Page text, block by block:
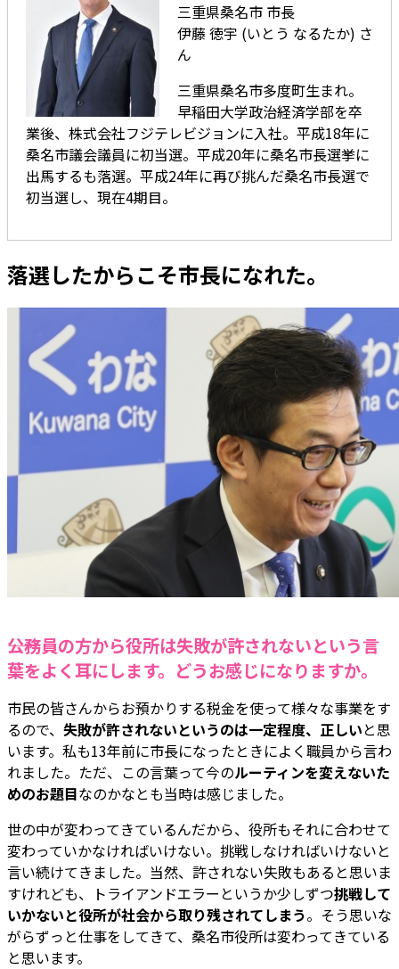
三重県桑名市 市長
伊藤 徳宇 (いとう なるたか) さ
ん
三重県桑名市多度町生まれ。
早稲田大学政治経済学部を卒
業後、株式会社フジテレビジョンに入社。平成18年に
桑名市議会議員に初当選。平成20年に桑名市長選挙に
出馬するも落選。平成24年に再び挑んだ桑名市長選で
初当選し、現在4期目。
落選したからこそ市長になれた。
――公務員の方から役所は失敗が許されないという言
葉をよく耳にします。どうお感じになりますか。
市民の皆さんからお預かりする税金を使って様々な事業をす
るので、 失敗が許されないというのは一定程度、正しいと思
います。私も13年前に市長になったときによく職員から言わ
れました。ただ、この言葉って今のルーティンを変えないた
めのお題目なのかなとも当時は感じました。
世の中が変わってきているんだから、役所もそれに合わせて
変わっていかなければいけない。挑戦しなければいけないと
言い続けてきました。当然、許されない失敗もあると思いま
すけれども、トライアンドエラーというか少しずつ挑戦して
いかないと役所が社会から取り残されてしまう。そう思いな
がらずっと仕事をしてきて、桑名市役所は変わってきている
と思います。